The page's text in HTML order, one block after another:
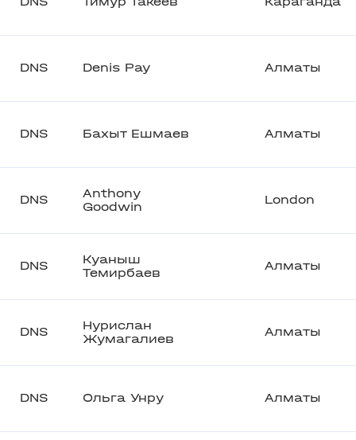
DNS Denis Pay Алматы
DNS Бахыт Ешмаев Алматы
DNS
Anthony
Goodwin
London
DNS
Куаныш
Темирбаев
Алматы
DNS
Нурислан
Жумагалиев
Алматы
DNS Ольга Унру Алматы